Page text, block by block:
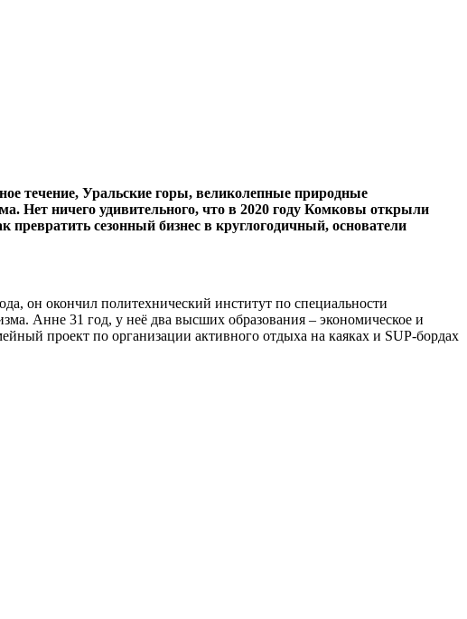
течение, Уральские горы, великолепные природные
Нет ничего удивительного, что в 2020 году Комковы открыли
сезонный бизнес в круглогодичный, основатели
он окончил политехнический институт по специальности
Анне 31 год, у неё два высших образования – экономическое и
проект по организации активного отдыха на каяках и SUP-бордах